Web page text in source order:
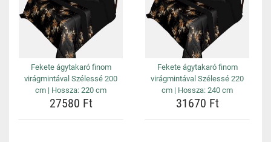
Fekete ágytakaró finom
virágmintával Szélessé 200
cm | Hossza: 220 cm
27580 Ft
Fekete ágytakaró finom
virágmintával Szélessé 220
cm | Hossza: 240 cm
31670 Ft